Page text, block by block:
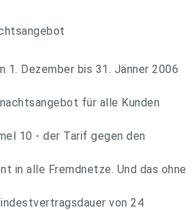
1. Dezember bis 31. Jänner 2006
für alle Kunden
10 - der Tarif gegen den
in alle Fremdnetze. Und das ohne
von 24